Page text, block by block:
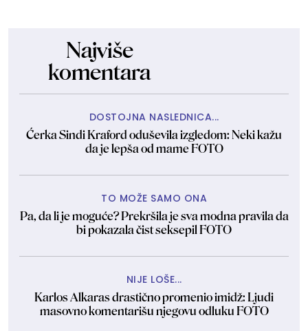
Najviše
komentara
DOSTOJNA NASLEDNICA...
Ćerka Sindi Kraford oduševila izgledom: Neki kažu
da je lepša od mame FOTO
TO MOŽE SAMO ONA
Pa, da li je moguće? Prekršila je sva modna pravila da
bi pokazala čist seksepil FOTO
NIJE LOŠE...
Karlos Alkaras drastično promenio imidž: Ljudi
masovno komentarišu njegovu odluku FOTO